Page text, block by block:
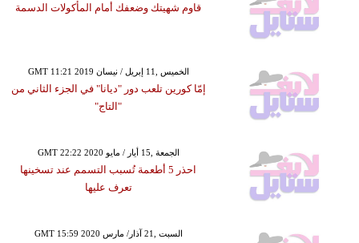
قاوم شهيتك وضعفك أمام المأكولات الدسمة
GMT 11:21 2019 الخميس ,11 إبريل / نيسان
إمّا كورين تلعب دور "ديانا" في الجزء الثاني من
"التاج"
GMT 22:22 2020 الجمعة ,15 أيار / مايو
احذر 5 أطعمة تُسبب التسمم عند تسخينها
تعرف عليها
GMT 15:59 2020 السبت ,21 آذار/ مارس